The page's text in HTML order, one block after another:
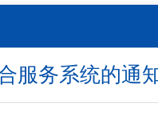
服务系统的通